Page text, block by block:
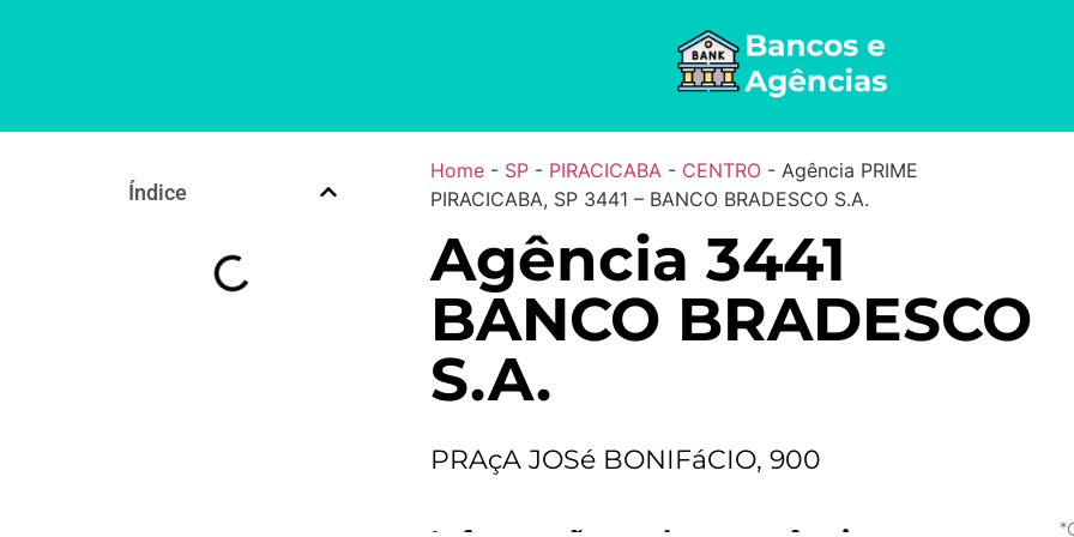
Índice
Home- SP- PIRACICABA - CENTRO- Agência PRIME
PIRACICABA, SP 3441 – BANCO BRADESCO S.A.
Agência 3441
BANCO BRADESCO
S.A.
PRAçA JOSé BONIFáCIO, 900